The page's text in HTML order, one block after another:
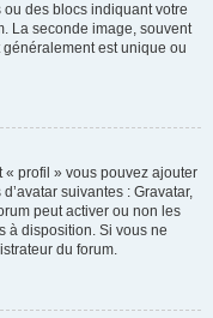
des blocs indiquant votre
La seconde image, souvent
est unique ou
« profil » vous pouvez ajouter
suivantes : Gravatar,
peut activer ou non les
à disposition. Si vous ne
du forum.